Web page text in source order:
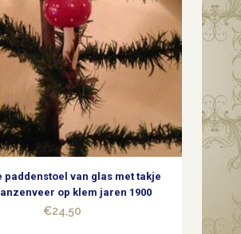
paddenstoel van glas met takje
op klem jaren 1900
€24,50